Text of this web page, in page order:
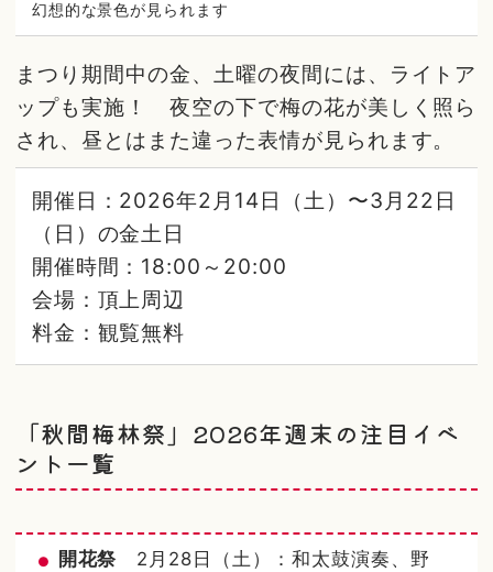
幻想的な景色が見られます
まつり期間中の金、土曜の夜間には、ライトア
ップも実施！ 夜空の下で梅の花が美しく照ら
され、昼とはまた違った表情が見られます。
開催日：2026年2月14日（土）〜3月22日
（日）の金土日
開催時間：18:00～20:00
会場：頂上周辺
料金：観覧無料
「秋間梅林祭」2026年週末の注目イベ
ント一覧
開花祭 2月28日（土）：和太鼓演奏、野